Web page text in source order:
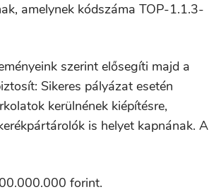
amelynek kódszáma TOP-1.1.3-
szerint elősegíti majd a
Sikeres pályázat esetén
kerülnének kiépítésre,
is helyet kapnának. A
forint.